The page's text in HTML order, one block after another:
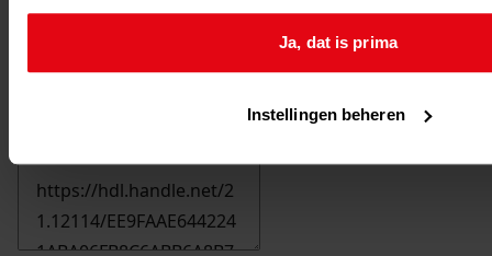
Ja, dat is prima
Instellingen beheren